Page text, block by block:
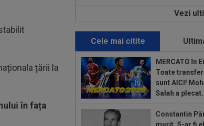
țării la
în fața
Surpriza din preliminariile
23:50
MERCATO în Europa. Toate
transferurile verii sunt AICI! Mohamed
Salah a plecat...
23:38
EXCLUSIV
Doi jucători din
SuperLiga, propuși la FCSB: ”Pot plăti
oricât”
Vezi
Cele mai citite
MERCATO în
Toate
sunt AICI!
Salah a
Constantin